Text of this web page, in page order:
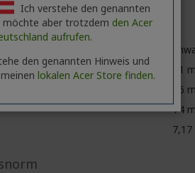
371
636
74
7,17
Ich verstehe den genannten
möchte aber trotzdem den Acer
aufrufen.
den genannten Hinweis und
lokalen Acer Store finden.